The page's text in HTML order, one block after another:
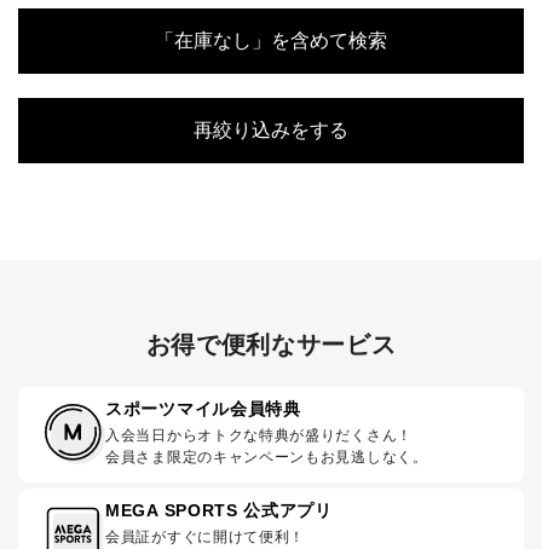
「在庫なし」を含めて検索
再絞り込みをする
お得で便利なサービス
スポーツマイル会員特典
入会当日からオトクな特典が盛りだくさん！
会員さま限定のキャンペーンもお見逃しなく。
MEGA SPORTS 公式アプリ
会員証がすぐに開けて便利！